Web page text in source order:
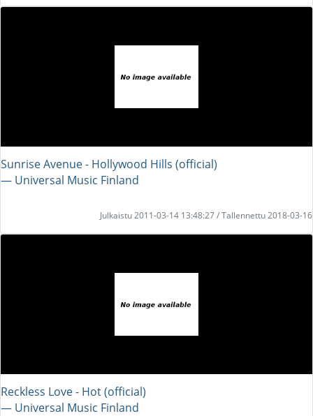
Sunrise Avenue - Hollywood Hills (official)
― Universal Music Finland
Julkaistu 2011-03-14 13:48:27 / Tallennettu 2018-03-16
Reckless Love - Hot (official)
― Universal Music Finland